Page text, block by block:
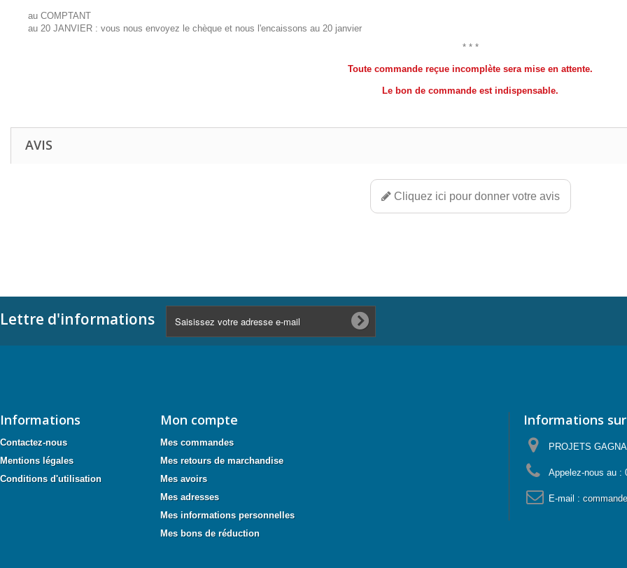
au COMPTANT
au 20 JANVIER : vous nous envoyez le chèque et nous l'encaissons au 20 janvier
* * *
Toute commande reçue incomplète sera mise en attente.
Le bon de commande est indispensable.
AVIS
Cliquez ici pour donner votre avis
Lettre d'informations
Informations
Contactez-nous
Mentions légales
Conditions d'utilisation
Mon compte
Mes commandes
Mes retours de marchandise
Mes avoirs
Mes adresses
Mes informations personnelles
Mes bons de réduction
Informations
PROJETS
Appelez-nous au :
E-mail :